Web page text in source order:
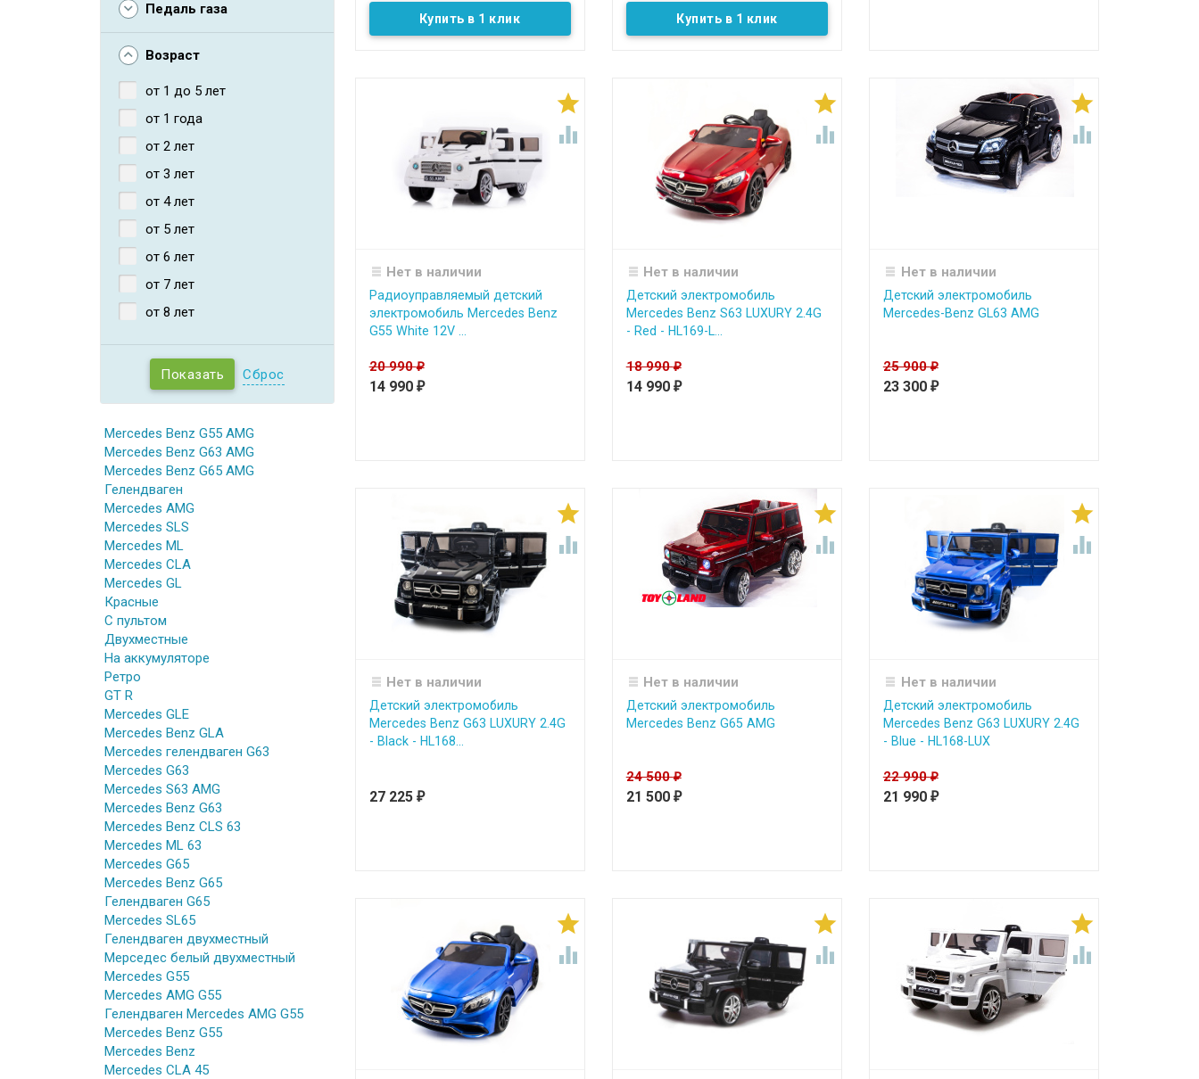
Педаль газа
Возраст
от 1 до 5 лет
от 1 года
от 2 лет
от 3 лет
от 4 лет
от 5 лет
от 6 лет
от 7 лет
от 8 лет
Сброс
Mercedes Benz G55 AMG
Mercedes Benz G63 AMG
Mercedes Benz G65 AMG
Гелендваген
Mercedes AMG
Mercedes SLS
Mercedes ML
Mercedes CLA
Mercedes GL
Красные
С пультом
Двухместные
На аккумуляторе
Ретро
GT R
Mercedes GLE
Mercedes Benz GLA
Mercedes гелендваген G63
Mercedes G63
Mercedes S63 AMG
Mercedes Benz G63
Mercedes Benz CLS 63
Mercedes ML 63
Mercedes G65
Mercedes Benz G65
Гелендваген G65
Mercedes SL65
Гелендваген двухместный
Мерседес белый двухместный
Mercedes G55
Mercedes AMG G55
Гелендваген Mercedes AMG G55
Mercedes Benz G55
Mercedes Benz
Mercedes CLA 45
Купить в 1 клик Купить в 1 клик


Нет в наличии
Радиоуправляемый детский
электромобиль Mercedes Benz
G55 White 12V ...
20 990₽
14 990 ₽


Нет в наличии
Детский электромобиль
Mercedes Benz S63 LUXURY 2.4G
- Red - HL169-L...
18 990₽
14 990 ₽


Нет в наличии
Детский электромобиль
Mercedes-Benz GL63 AMG
25 900₽
23 300 ₽


Нет в наличии
Детский электромобиль
Mercedes Benz G63 LUXURY 2.4G
- Black - HL168...
27 225 ₽


Нет в наличии
Детский электромобиль
Mercedes Benz G65 AMG
24 500₽
21 500 ₽


Нет в наличии
Детский электромобиль
Mercedes Benz G63 LUXURY 2.4G
- Blue - HL168-LUX
22 990₽
21 990 ₽





